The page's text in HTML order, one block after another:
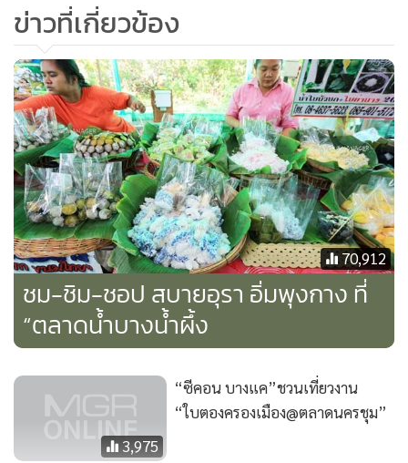
เจ้าดาเรศหันกลับไปที่เดิม แทบจะพูดไม่ออก สายตาที่เพ่งมอง
ต้นไม้รายรอบเต็มไปด้วยความหวาดหวั่น
เจ้าดาเรศพูดออกมาน้ำเสียงสั่นสะท้านด้วยความกลัว “คุณจักร
คะ”
“มีอะไรครับคุณดา”
เจ้าดาเรศเดินกลับมายังจุดที่เดินสะดุดรากไม้ จักราเดินตามมา
“เมื่อกี้ดา...สะดุดรากไม้แล้วทำแว่นตก...ตรงนี้...” เธอชี้มือตรง
จุดที่สะดุด
จักรามองแต่ไม่พบอะไร “ไม่มีนี่ครับ”
เจ้าดาเรศกลัวจับใจจนแทบจะร้องไห้ “มันหายไป รากไม้ที่อยู่ตรง
นี้ก็หายไปด้วย”
“คุณดาอาจจะเหนื่อยจนตาฝาดก็ได้”
“ไม่ค่ะ ดาตาไม่ฝาดแน่ๆ ดาสะดุดรากไม้เกือบจะหกล้ม แล้วคุณ
จักรยังช่วยจับดาไว้เลย”
จักราจับมือเจ้าดาเรศไว้ อีกมือหักกิ่งไม้ที่อยู่ข้างทางโยนไว้ตรง
หน้าเพื่อเป็นเครื่องหมาย แล้วหันหลังกลับก่อนจะเดินไปข้าง
ข่าวที่เกี่ยวข้อง
70,912
ชม-ชิม-ชอป สบายอุรา อิ่มพุงกาง ที่
“ตลาดน้ำบางน้ำผึ้ง
3,975
“ซีคอน บางแค”ชวนเที่ยวงาน
“ใบตองครองเมือง@ตลาดนครชุม”